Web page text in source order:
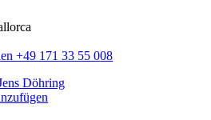
+49 171 33 55 008
Döhring